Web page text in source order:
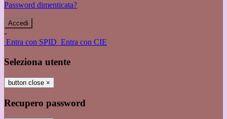
Password dimenticata?
-
Entra con SPID Entra con CIE
Seleziona utente
button close ×
Recupero password